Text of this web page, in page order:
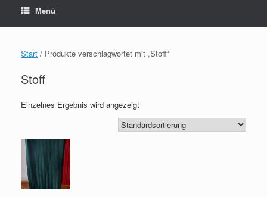
Menü
Start / Produkte verschlagwortet mit „Stoff“
Stoff
Einzelnes Ergebnis wird angezeigt